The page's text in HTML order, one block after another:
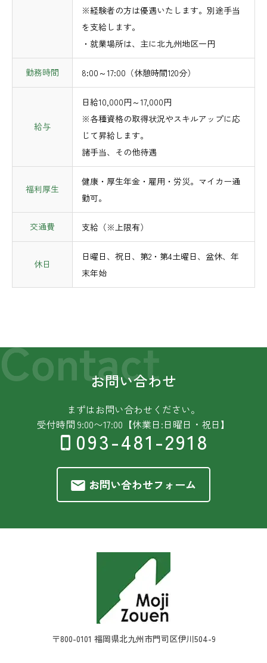
※経験者の方は優遇いたします。別途手当
を支給します。
・就業場所は、主に北九州地区一円
勤務時間 8:00～17:00（休憩時間120分）
給与
日給10,000円～17,000円
※各種資格の取得状況やスキルアップに応
じて昇給します。
諸手当、その他待遇
福利厚生
健康・厚生年金・雇用・労災。マイカー通
勤可。
交通費 支給（※上限有）
休日
日曜日、祝日、第2・第4土曜日、盆休、年
末年始
お問い合わせ
まずはお問い合わせください。
受付時間 9:00〜17:00【休業日:日曜日・祝日】
093-481-2918
お問い合わせフォーム
〒800-0101 福岡県北九州市門司区伊川504-9